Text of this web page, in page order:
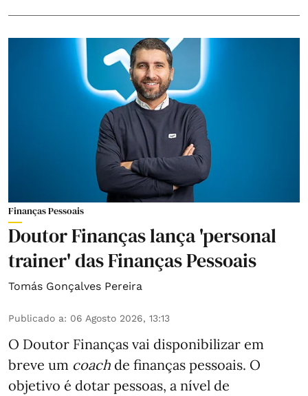
Finanças Pessoais
Doutor Finanças lança 'personal
trainer' das Finanças Pessoais
Tomás Gonçalves Pereira
Publicado a: 06 Agosto 2026, 13:13
O Doutor Finanças vai disponibilizar em
breve um coach de finanças pessoais. O
objetivo é dotar pessoas, a nível de